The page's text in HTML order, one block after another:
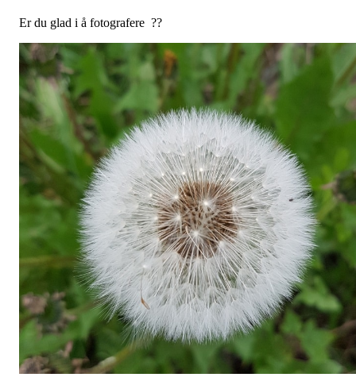
Er du glad i å fotografere ??